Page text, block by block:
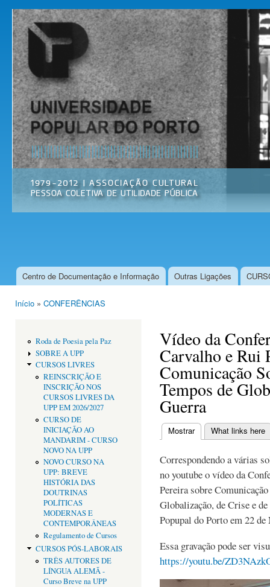
Universidade
Popular do
Porto
Associação
Cultural
Menu principal
Centro de Documentação e Informação Outras Ligações
Início » CONFERÊNCIAS
Roda de Poesia pela Paz
SOBRE A UPP
CURSOS LIVRES
REINSCRIÇÃO E
INSCRIÇÃO NOS
CURSOS LIVRES DA
UPP EM 2026/2027
CURSO DE
INICIAÇÃO AO
MANDARIM - CURSO
NOVO NA UPP
NOVO CURSO NA
UPP: BREVE
HISTÓRIA DAS
DOUTRINAS
POLÍTICAS
MODERNAS E
CONTEMPORÂNEAS
Regulamento de Cursos
CURSOS PÓS-LABORAIS
TRÊS AUTORES DE
LÍNGUA ALEMÃ -
Curso Breve na UPP
Vídeo da
Carvalho e Rui
Comunicação
Tempos de
Guerra
Separadores
Mostrar(separador ativo)
What links here
Correspondendo a várias
no youtube o vídeo da
Pereira sobre
Globalização, de Crise e
Popupal do Porto em 22 de
Essa gravação pode ser
https://youtu.be/